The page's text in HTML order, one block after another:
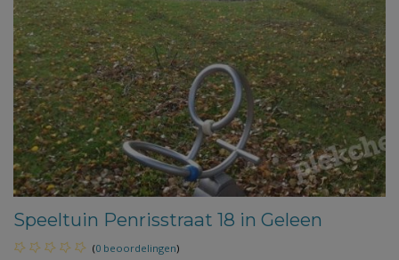
Speeltuin Penrisstraat 18 in Geleen
(0 beoordelingen)